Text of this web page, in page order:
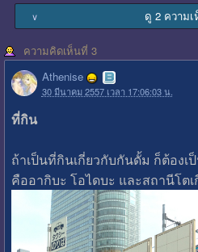
∨ ดู 2 ความ
ความคิดเห็นที่ 3
Athenise
30 มีนาคม 2557 เวลา 17:06:03 น.
ที่กิน
ถ้าเป็นที่กินเกี่ยวกับกันดั้ม ก็ต้องเ
คืออากิบะ โอไดบะ และสถานีโตเ